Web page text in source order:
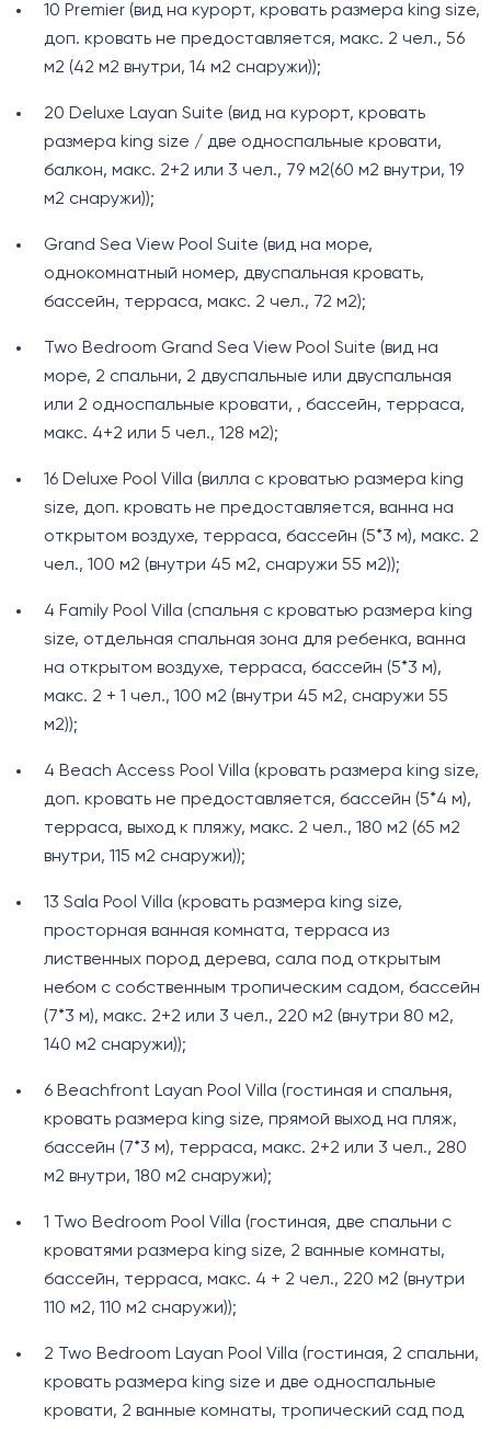
10 Premier (вид на курорт, кровать размера king size,
доп. кровать не предоставляется, макс. 2 чел., 56
м2 (42 м2 внутри, 14 м2 снаружи));
20 Deluxe Layan Suite (вид на курорт, кровать
размера king size / две односпальные кровати,
балкон, макс. 2+2 или 3 чел., 79 м2(60 м2 внутри, 19
м2 снаружи));
Grand Sea View Pool Suite (вид на море,
однокомнатный номер, двуспальная кровать,
бассейн, терраса, макс. 2 чел., 72 м2);
Two Bedroom Grand Sea View Pool Suite (вид на
море, 2 спальни, 2 двуспальные или двуспальная
или 2 односпальные кровати, , бассейн, терраса,
макс. 4+2 или 5 чел., 128 м2);
16 Deluxe Pool Villa (вилла c кроватью размера king
size, доп. кровать не предоставляется, ванна на
открытом воздухе, терраса, бассейн (5*3 м), макс. 2
чел., 100 м2 (внутри 45 м2, снаружи 55 м2));
4 Family Pool Villa (спальня с кроватью размера king
size, отдельная спальная зона для ребенка, ванна
на открытом воздухе, терраса, бассейн (5*3 м),
макс. 2 + 1 чел., 100 м2 (внутри 45 м2, снаружи 55
м2));
4 Beach Access Pool Villa (кровать размера king size,
доп. кровать не предоставляется, бассейн (5*4 м),
терраса, выход к пляжу, макс. 2 чел., 180 м2 (65 м2
внутри, 115 м2 снаружи));
13 Sala Pool Villa (кровать размера king size,
просторная ванная комната, терраса из
лиственных пород дерева, сала под открытым
небом с собственным тропическим садом, бассейн
(7*3 м), макс. 2+2 или 3 чел., 220 м2 (внутри 80 м2,
140 м2 снаружи));
6 Beachfront Layan Pool Villa (гостиная и спальня,
кровать размера king size, прямой выход на пляж,
бассейн (7*3 м), терраса, макс. 2+2 или 3 чел., 280
м2 внутри, 180 м2 снаружи);
1 Two Bedroom Pool Villa (гостиная, две спальни с
кроватями размера king size, 2 ванные комнаты,
бассейн, терраса, макс. 4 + 2 чел., 220 м2 (внутри
110 м2, 110 м2 снаружи));
2 Two Bedroom Layan Pool Villa (гостиная, 2 спальни,
кровать размера king size и две односпальные
кровати, 2 ванные комнаты, тропический сад под